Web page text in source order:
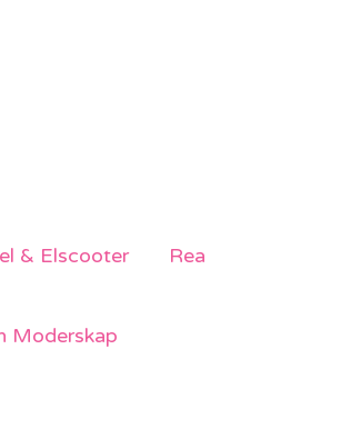
& Elscooter Rea
Moderskap